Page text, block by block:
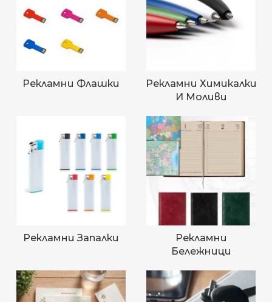
Рекламни Флашки
Рекламни Химикалки
И Моливи
Рекламни Запалки
Рекламни
Бележници